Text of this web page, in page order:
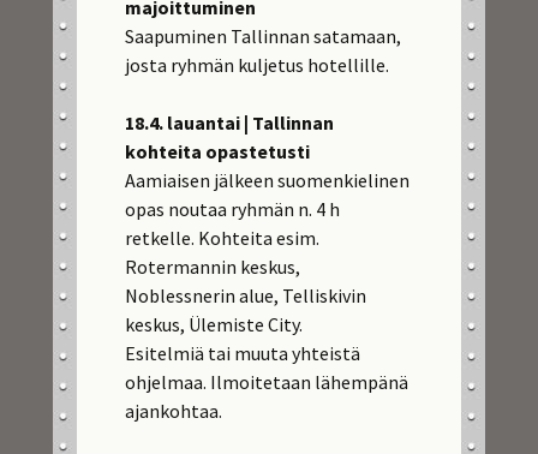
majoittuminen
Saapuminen Tallinnan satamaan,
josta ryhmän kuljetus hotellille.
18.4. lauantai | Tallinnan
kohteita opastetusti
Aamiaisen jälkeen suomenkielinen
opas noutaa ryhmän n. 4 h
retkelle. Kohteita esim.
Rotermannin keskus,
Noblessnerin alue, Telliskivin
keskus, Ülemiste City.
Esitelmiä tai muuta yhteistä
ohjelmaa. Ilmoitetaan lähempänä
ajankohtaa.